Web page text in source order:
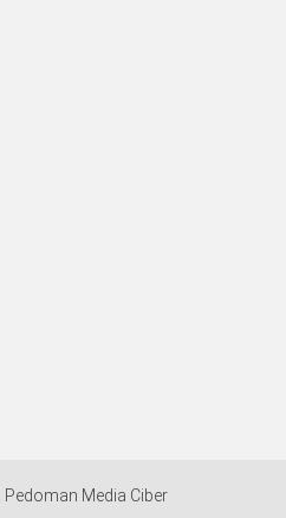
Pedoman Media Ciber